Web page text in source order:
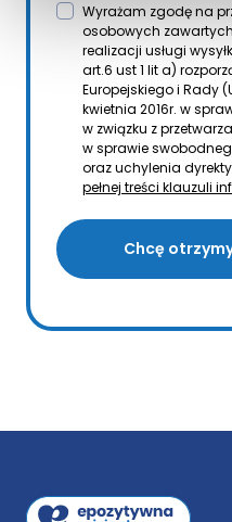
Wyrażam zgodę na
osobowych
realizacji usługi
art.6 ust 1 lit a)
Europejskiego i Rady
kwietnia 2016r. w
w związku z
w sprawie
oraz uchylenia
pełnej treści klauzuli
Chcę